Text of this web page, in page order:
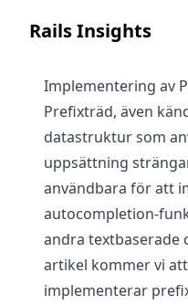
Rails Insights
Implementering av
Prefixträd, även
datastruktur som
uppsättning
användbara för att
autocompletion-
andra textbaserade
artikel kommer vi
implementerar